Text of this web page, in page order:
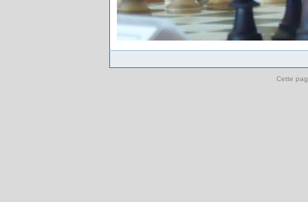
Cette